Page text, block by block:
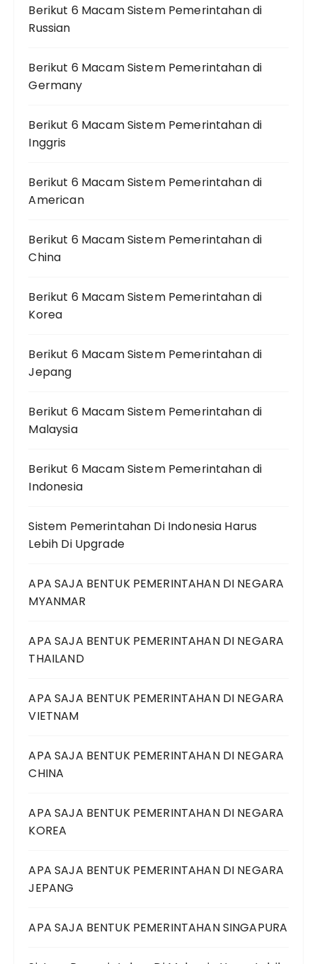
Berikut 6 Macam Sistem Pemerintahan di
Russian
Berikut 6 Macam Sistem Pemerintahan di
Germany
Berikut 6 Macam Sistem Pemerintahan di
Inggris
Berikut 6 Macam Sistem Pemerintahan di
American
Berikut 6 Macam Sistem Pemerintahan di
China
Berikut 6 Macam Sistem Pemerintahan di
Korea
Berikut 6 Macam Sistem Pemerintahan di
Jepang
Berikut 6 Macam Sistem Pemerintahan di
Malaysia
Berikut 6 Macam Sistem Pemerintahan di
Indonesia
Sistem Pemerintahan Di Indonesia Harus
Lebih Di Upgrade
APA SAJA BENTUK PEMERINTAHAN DI NEGARA
MYANMAR
APA SAJA BENTUK PEMERINTAHAN DI NEGARA
THAILAND
APA SAJA BENTUK PEMERINTAHAN DI NEGARA
VIETNAM
APA SAJA BENTUK PEMERINTAHAN DI NEGARA
CHINA
APA SAJA BENTUK PEMERINTAHAN DI NEGARA
KOREA
APA SAJA BENTUK PEMERINTAHAN DI NEGARA
JEPANG
APA SAJA BENTUK PEMERINTAHAN SINGAPURA